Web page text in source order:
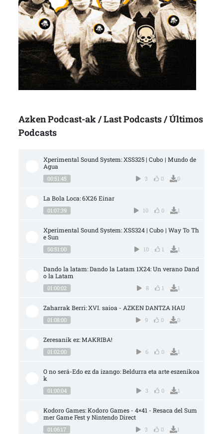
Azken Podcast-ak / Last Podcasts / Últimos
Podcasts
Xperimental Sound System: XSS325 | Cubo | Mundo de
Agua
00:51:45 3 0 0
La Bola Loca: 6X26 Einar
01:07:39 10 0 1
Xperimental Sound System: XSS324 | Cubo | Way To Th
e Sun
00:51:00 10 1 1
Dando la latam: Dando la Latam 1X24: Un verano Dand
o la Latam
01:00:02 8 1 1
Zaharrak Berri: XVI. saioa - AZKEN DANTZA HAU
01:08:00 9 0 0
Zeresanik ez: MAKRIBA!
01:02:00 6 0 1
O no será-Edo ez da izango: Beldurra eta arte eszenikoa
k
01:00:04 3 0 1
Kodoro Games: Kodoro Games - 4×41 - Resaca del Sum
mer Game Fest y Nintendo Direct
01:06:17 3 0 1